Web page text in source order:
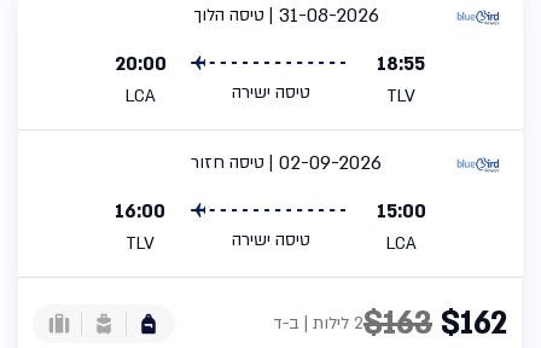
טיסה הלוך
31-08-2026
18:55
TLV טיסה ישירה
20:00
LCA
טיסה חזור
02-09-2026
15:00
LCA טיסה ישירה
16:00
TLV
$162
$1632 לילות | ב-ד